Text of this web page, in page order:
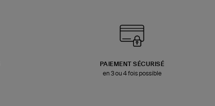
PAIEMENT SÉCURISÉ
en 3 ou 4 fois possible